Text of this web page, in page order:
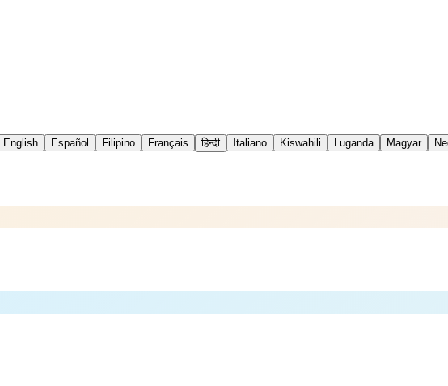
English Español Filipino Français हिन्दी Italiano Kiswahili Luganda Magyar